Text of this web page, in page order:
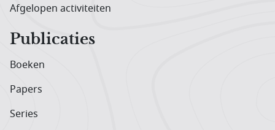
Afgelopen activiteiten
Publicaties
Boeken
Papers
Series